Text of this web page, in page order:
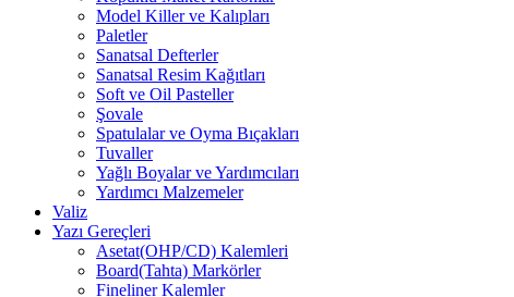
Model Killer ve Kalıpları
Paletler
Sanatsal Defterler
Sanatsal Resim Kağıtları
Soft ve Oil Pasteller
Şovale
Spatulalar ve Oyma Bıçakları
Tuvaller
Yağlı Boyalar ve Yardımcıları
Yardımcı Malzemeler
Valiz
Yazı Gereçleri
Asetat(OHP/CD) Kalemleri
Board(Tahta) Markörler
Fineliner Kalemler